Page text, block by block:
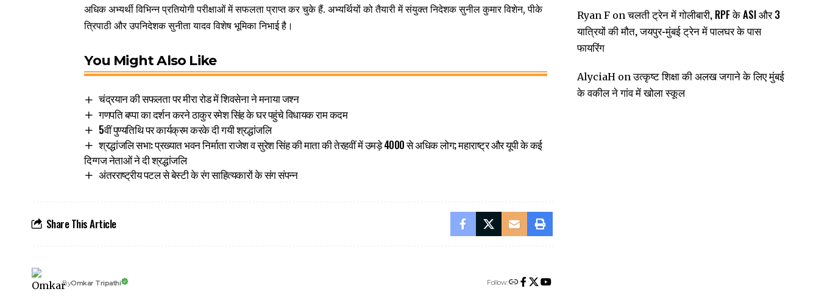
अधिक अभ्यर्थी विभिन्न प्रतियोगी परीक्षाओं में सफलता प्राप्त कर चुके हैं. अभ्यर्थियों को तैयारी में संयुक्त निदेशक सुनील कुमार विशेन, पीके
त्रिपाठी और उपनिदेशक सुनीता यादव विशेष भूमिका निभाई है।
You Might Also Like
चंद्रयान की सफलता पर मीरा रोड में शिवसेना ने मनाया जश्न
गणपति बप्पा का दर्शन करने ठाकुर रमेश सिंह के घर पहुंचे विधायक राम कदम
5वीं पुण्यतिथि पर कार्यक्रम करके दी गयी श्रद्धांजलि
श्रद्धांजलि सभा: प्रख्यात भवन निर्माता राजेश व सुरेश सिंह की माता की तेरहवीं में उमड़े 4000 से अधिक लोग; महाराष्ट्र और यूपी के कई
दिग्गज नेताओं ने दी श्रद्धांजलि
अंतरराष्ट्रीय पटल से बेस्टी के रंग साहित्यकारों के संग संपन्न
Share This Article
ByOmkar Tripathi Follow:
Ryan Fonचलती ट्रेन में गोलीबारी, RPF के ASI और 3
यात्रियों की मौत, जयपुर-मुंबई ट्रेन में पालघर के पास
फायरिंग
AlyciaHonउत्कृष्ट शिक्षा की अलख जगाने के लिए मुंबई
के वकील ने गांव में खोला स्कूल